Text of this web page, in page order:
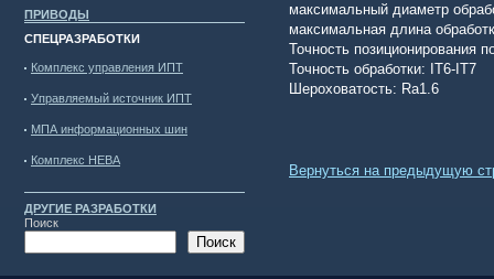
ПРИВОДЫ
СПЕЦРАЗРАБОТКИ
Комплекс управления ИПТ
Управляемый источник ИПТ
МПА информационных шин
Комплекс НЕВА
ДРУГИЕ РАЗРАБОТКИ
Поиск
Поиск
максимальный диаметр
максимальная длина
Точность позиционирования
Точность обработки: IT6-IT7
Шероховатость: Ra1.6
Вернуться на предыдущую